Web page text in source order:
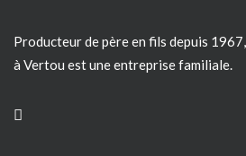
Producteur de père en fils depuis
à Vertou est une entreprise familiale.